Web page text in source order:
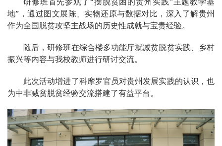
地”，通过图文展陈、实物还原与数据对比，深入了解贵州
作为全国脱贫攻坚主战场的历史性成就与宝贵经验。
随后，研修班在综合楼多功能厅就减贫脱贫实践、乡村
振兴等内容与我校教师进行研讨交流。
此次活动增进了科摩罗官员对贵州发展实践的认识，也
为中非减贫脱贫经验交流搭建了有益平台。